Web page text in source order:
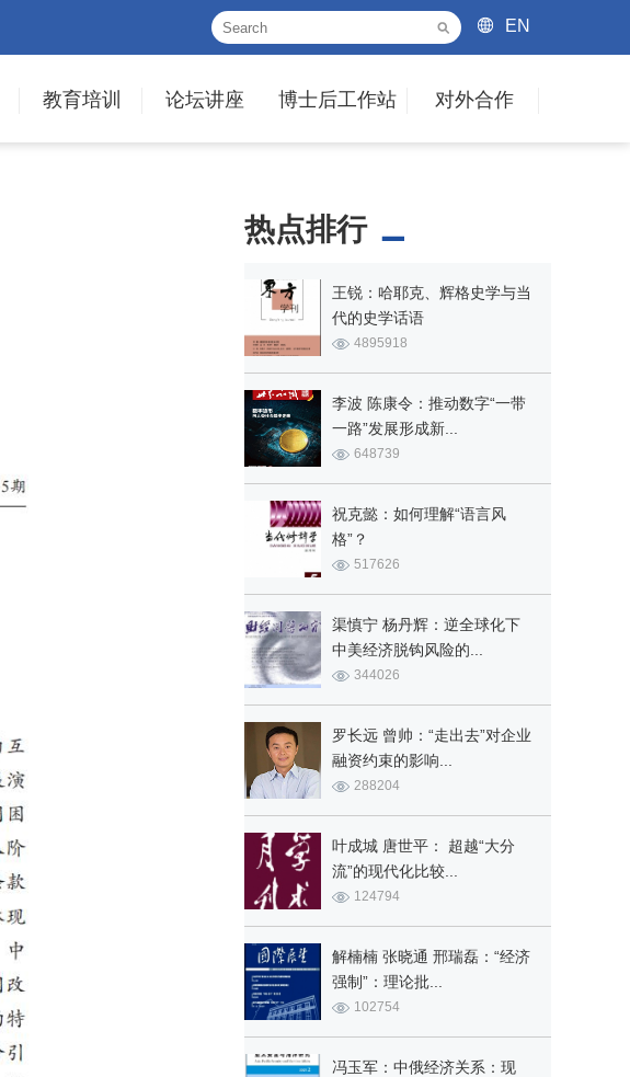
EN
教育培训 论坛讲座 博士后工作站 对外合作
热点排行
王锐：哈耶克、辉格史学与当
代的史学话语
4895918
李波 陈康令：推动数字“一带
一路”发展形成新...
648739
祝克懿：如何理解“语言风
格”？
517626
渠慎宁 杨丹辉：逆全球化下
中美经济脱钩风险的...
344026
罗长远 曾帅：“走出去”对企业
融资约束的影响...
288204
叶成城 唐世平： 超越“大分
流”的现代化比较...
124794
解楠楠 张晓通 邢瑞磊：“经济
强制”：理论批...
102754
冯玉军：中俄经济关系：现